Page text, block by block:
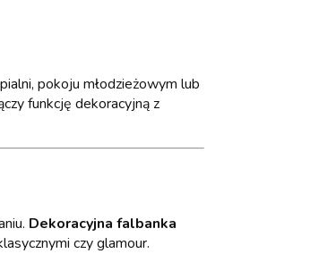
pokoju młodzieżowym lub
funkcję dekoracyjną z
Dekoracyjna falbanka
czy glamour.